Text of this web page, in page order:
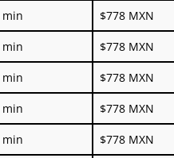
Precio
min $778 MXN
min $778 MXN
min $778 MXN
min $778 MXN
min $778 MXN